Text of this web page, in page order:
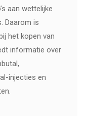
aan wettelijke
Daarom is
het kopen van
informatie over
injecties en